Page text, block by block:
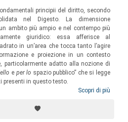
principii del diritto, secondo
nel Digesto. La dimensione
ambito più ampio e nel contempo più
giuridico: essa afferisce al
in un’area che tocca tanto l’agire
e proiezione in un contesto
particolarmente adatto alla nozione di
e per lo spazio pubblico” che si legge
presenti in questo testo.
Scopri di più